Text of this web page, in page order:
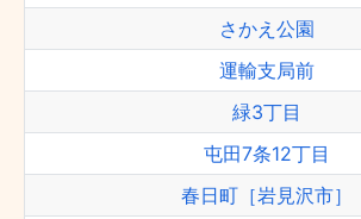
さかえ公園
運輸支局前
緑3丁目
屯田7条12丁目
春日町［岩見沢市］